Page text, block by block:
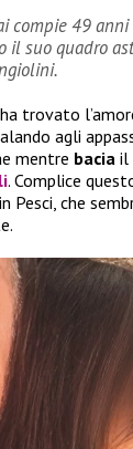
compie 49
il suo quadro
ha trovato
agli
mentre bacia il
. Complice
Pesci, che